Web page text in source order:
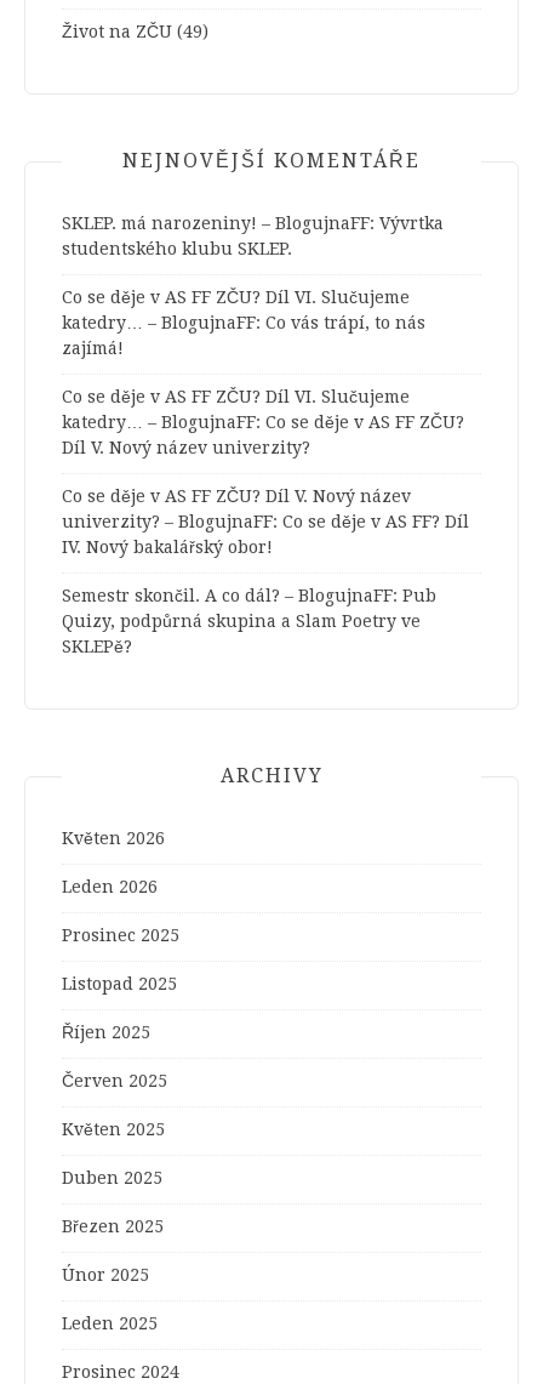
Život na ZČU (49)
NEJNOVĚJŠÍ KOMENTÁŘE
SKLEP. má narozeniny! – BlogujnaFF: Vývrtka
studentského klubu SKLEP.
Co se děje v AS FF ZČU? Díl VI. Slučujeme
katedry… – BlogujnaFF: Co vás trápí, to nás
zajímá!
Co se děje v AS FF ZČU? Díl VI. Slučujeme
katedry… – BlogujnaFF: Co se děje v AS FF ZČU?
Díl V. Nový název univerzity?
Co se děje v AS FF ZČU? Díl V. Nový název
univerzity? – BlogujnaFF: Co se děje v AS FF? Díl
IV. Nový bakalářský obor!
Semestr skončil. A co dál? – BlogujnaFF: Pub
Quizy, podpůrná skupina a Slam Poetry ve
SKLEPě?
ARCHIVY
Květen 2026
Leden 2026
Prosinec 2025
Listopad 2025
Říjen 2025
Červen 2025
Květen 2025
Duben 2025
Březen 2025
Únor 2025
Leden 2025
Prosinec 2024